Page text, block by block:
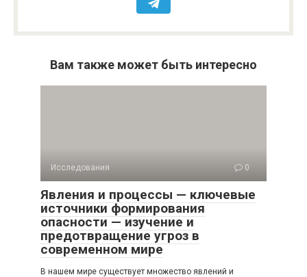
Вам также может быть интересно
Исследования 0
Явления и процессы — ключевые
источники формирования
опасности — изучение и
предотвращение угроз в
современном мире
В нашем мире существует множество явлений и